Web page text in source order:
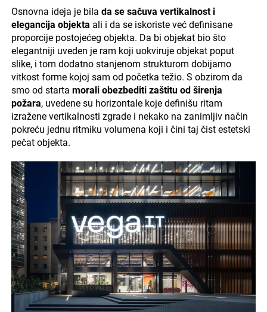
Osnovna ideja je bila da se sačuva vertikalnost i
elegancija objekta ali i da se iskoriste već definisane
proporcije postojećeg objekta. Da bi objekat bio što
elegantniji uveden je ram koji uokviruje objekat poput
slike, i tom dodatno stanjenom strukturom dobijamo
vitkost forme kojoj sam od početka težio. S obzirom da
smo od starta morali obezbediti zaštitu od širenja
požara, uvedene su horizontale koje definišu ritam
izražene vertikalnosti zgrade i nekako na zanimljiv način
pokreću jednu ritmiku volumena koji i čini taj čist estetski
pečat objekta.